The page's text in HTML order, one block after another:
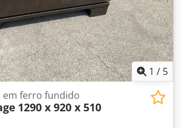
1 / 5
em ferro fundido
1290 x 920 x 510